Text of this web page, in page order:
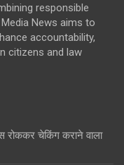
responsible
News aims to
accountability,
citizens and law
रोककर चेकिंग कराने वाला